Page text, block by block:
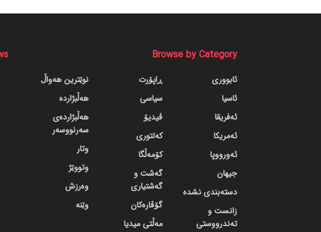
Browse by Category
ئابووری
ئاسیا
ئەفریقا
ئەمریکا
ئەورووپا
جیهان
دسته‌بندی نشده
زانست و
تەندرووستی
ڕاپۆرت
سیاسی
ڤیدیۆ
کەلتوری
کۆمەڵگا
گه‌شت و
گه‌شتیاری
گۆڤاره‌کان
مەڵتی میدیا
نوێترین هەواڵ
هەڵبژاردە
هەڵبژاردەی
سەرنووسەر
وتار
وتووێژ
وەرزش
وێنە